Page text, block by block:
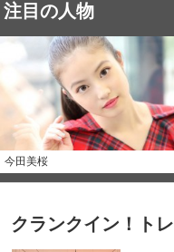
注目の人物
今田美桜
クランクイン！ト